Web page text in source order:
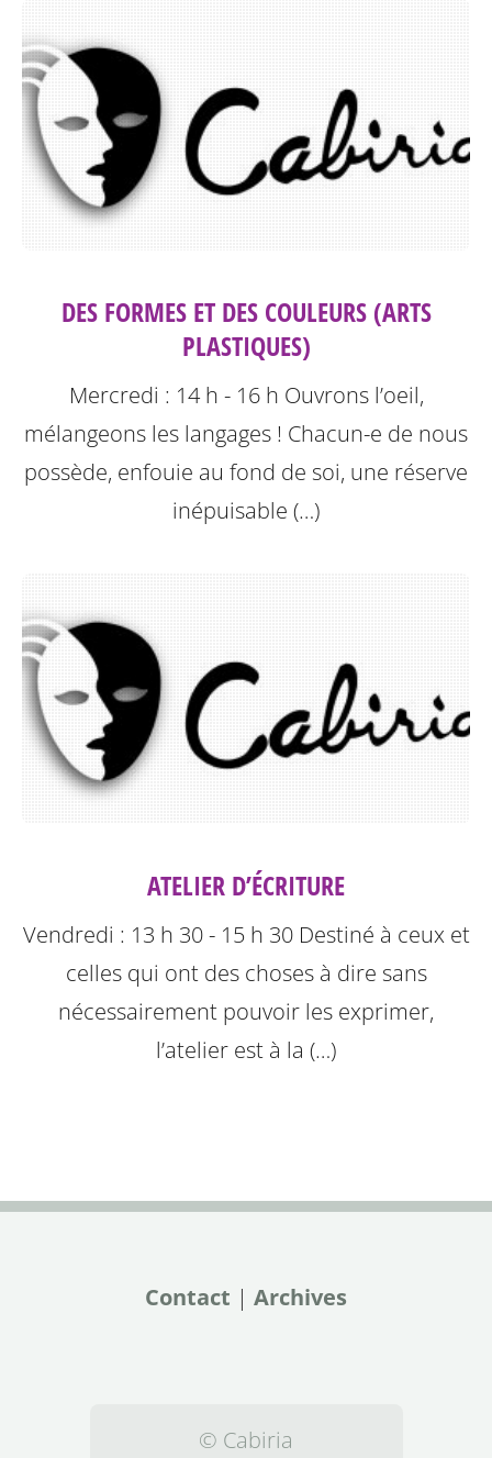
DES FORMES ET DES COULEURS (ARTS
PLASTIQUES)
Mercredi : 14 h - 16 h Ouvrons l’oeil,
mélangeons les langages ! Chacun-e de nous
possède, enfouie au fond de soi, une réserve
inépuisable (…)
ATELIER D’ÉCRITURE
Vendredi : 13 h 30 - 15 h 30 Destiné à ceux et
celles qui ont des choses à dire sans
nécessairement pouvoir les exprimer,
l’atelier est à la (…)
Contact | Archives
© Cabiria